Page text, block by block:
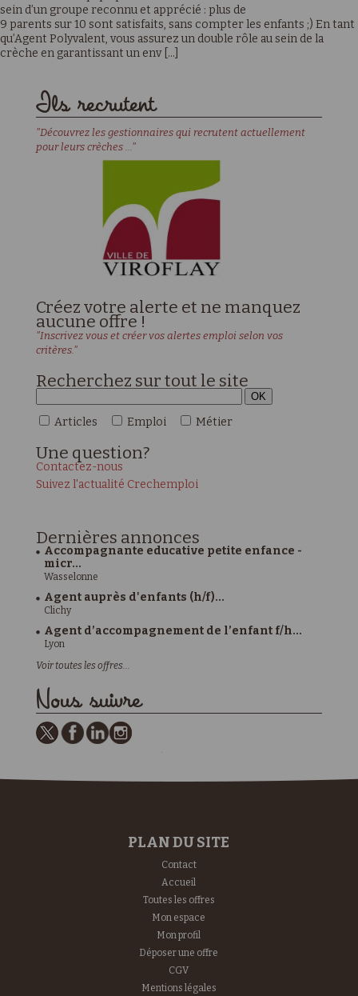
sein d’un groupe reconnu et apprécié : plus de
9 parents sur 10 sont satisfaits, sans compter les enfants ;) En tant
qu’Agent Polyvalent, vous assurez un double rôle au sein de la
crèche en garantissant un env [...]
Ils recrutent
"Découvrez les gestionnaires qui recrutent actuellement
pour leurs crèches ..."
Créez votre alerte et ne manquez
aucune offre !
"Inscrivez vous et créer vos alertes emploi selon vos
critères."
Recherchez sur tout le site
Articles Emploi Métier
Une question?
Contactez-nous
Suivez l'actualité Crechemploi
Dernières annonces
Accompagnante educative petite enfance -
micr...
Wasselonne
Agent auprès d'enfants (h/f)...
Clichy
Agent d’accompagnement de l’enfant f/h...
Lyon
Voir toutes les offres...
Nous suivre
PLAN DU SITE
Contact
Accueil
Toutes les offres
Mon espace
Mon profil
Déposer une offre
CGV
Mentions légales